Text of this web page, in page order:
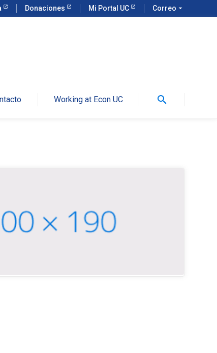
Donaciones Mi Portal UC Correo arrow_drop_down
Working at Econ UC search